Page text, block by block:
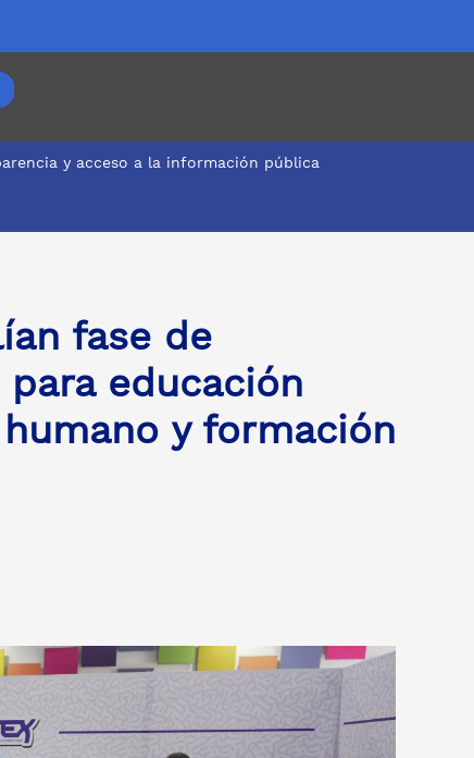
y acceso a la información pública
fase de
educación
y formación